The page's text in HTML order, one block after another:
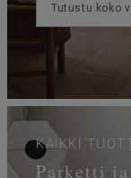
Tutustu koko
KAIKKI
Parketti